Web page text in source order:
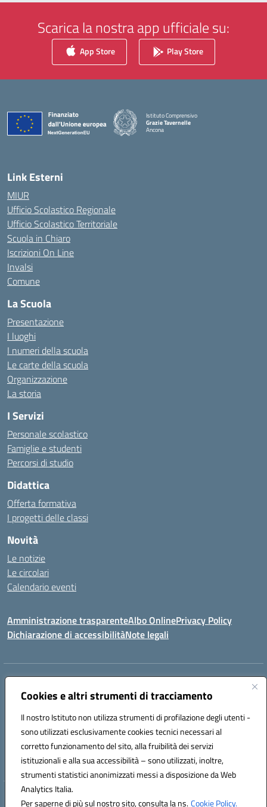
Cookies e altri strumenti di tracciamento
Il nostro Istituto non utilizza strumenti di profilazione degli utenti -
sono utilizzati esclusivamente cookies tecnici necessari al
corretto funzionamento del sito, alla fruibilità dei servizi
istituzionali e alla sua accessibilità – sono utilizzati, inoltre,
strumenti statistici anonimizzati messi a disposizione da Web
Analytics Italia.
Per saperne di più sul nostro sito, consulta la ns.Cookie Policy.
Scarica la nostra app ufficiale su:
App Store Play Store
Istituto Comprensivo
Grazie Tavernelle
Ancona
Link Esterni
MIUR
Ufficio Scolastico Regionale
Ufficio Scolastico Territoriale
Scuola in Chiaro
Iscrizioni On Line
Invalsi
Comune
La Scuola
Presentazione
I luoghi
I numeri della scuola
Le carte della scuola
Organizzazione
La storia
I Servizi
Personale scolastico
Famiglie e studenti
Percorsi di studio
Didattica
Offerta formativa
I progetti delle classi
Novità
Le notizie
Le circolari
Calendario eventi
Amministrazione trasparenteAlbo OnlinePrivacy Policy
Dichiarazione di accessibilitàNote legali
Indirizzo:
Centralino:+39 071 89 52 08 Email:anic82000a@istruzione.it
Codice fiscale: 93084540421
Codice meccanografico:
ANIC82000A
Codice unico di fatturazione (CUF): UFF6L6
Hosting & Powered by 3D Solution S.r.l.